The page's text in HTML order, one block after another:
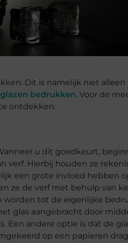
Dit is namelijk niet
bedrukken. Voor de
ontdekken.
u dit goedkeurt,
verf. Hierbij houden ze
een grote invloed hebben
ze de verf met behulp van
worden tot de eigenlijke
glas aangebracht door
Een andere optie is dat de
op een papieren